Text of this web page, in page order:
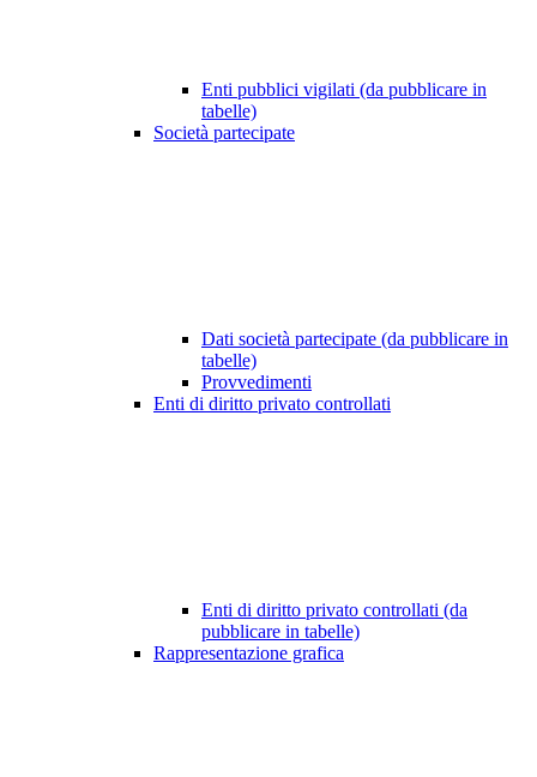
Enti pubblici vigilati (da pubblicare in
tabelle)
Società partecipate
Dati società partecipate (da pubblicare in
tabelle)
Provvedimenti
Enti di diritto privato controllati
Enti di diritto privato controllati (da
pubblicare in tabelle)
Rappresentazione grafica